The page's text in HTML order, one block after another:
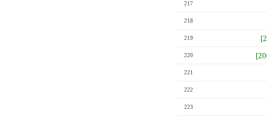
217
218
219
220
221
222
223